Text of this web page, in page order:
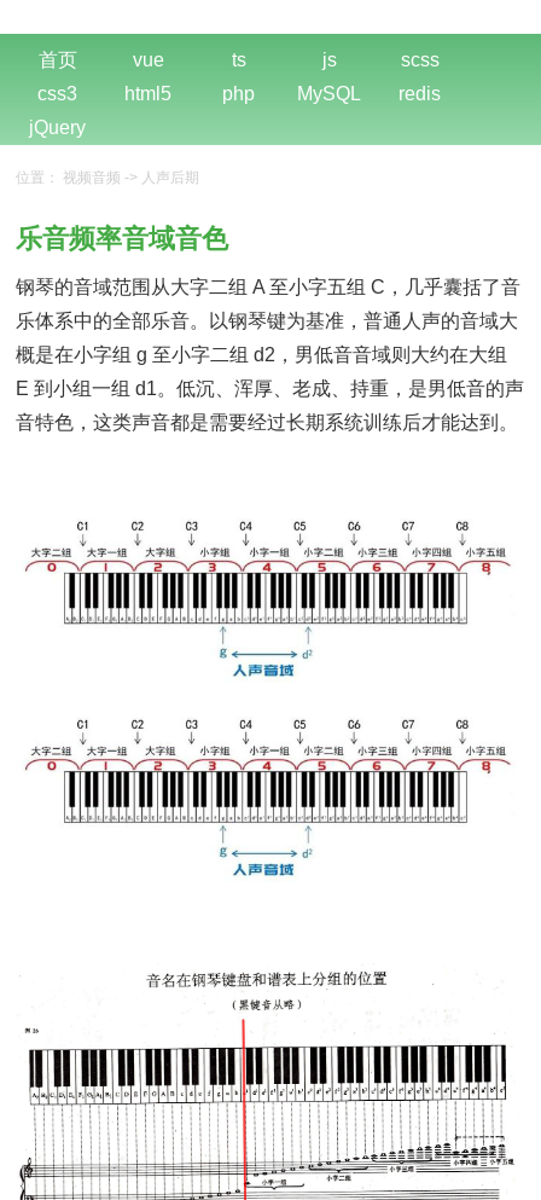
首页 vue ts js
scss
css3
html5 php MySQL
redis
jQuery
位置： 视频音频 -> 人声后期
乐音频率音域音色
钢琴的音域范围从大字二组 A 至小字五组 C，几乎囊括了音
乐体系中的全部乐音。以钢琴键为基准，普通人声的音域大
概是在小字组 g 至小字二组 d2，男低音音域则大约在大组
E 到小组一组 d1。低沉、浑厚、老成、持重，是男低音的声
音特色，这类声音都是需要经过长期系统训练后才能达到。